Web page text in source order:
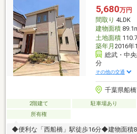
5,680万円
間取り 4LDK
建物面積
土地面積
築年月 2016年
総武・中
分
その他の交通
千葉県船
2階建て 駐車場あり
所有権
◆便利な「西船橋」駅徒歩16分◆建物面積